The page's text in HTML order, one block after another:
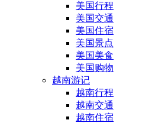
美国行程
美国交通
美国住宿
美国景点
美国美食
美国购物
越南游记
越南行程
越南交通
越南住宿